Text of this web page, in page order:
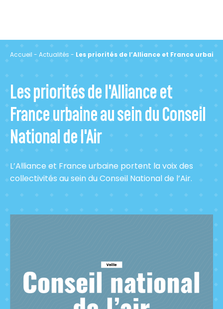
Accueil - Actualités - Les priorités de l’Alliance et France
Les priorités de l'Alliance et
France urbaine au sein du Conseil
National de l'Air
L’Alliance et France urbaine portent la voix des
collectivités au sein du Conseil National de l’Air.